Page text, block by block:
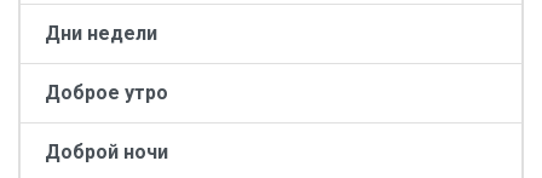
Дни недели
Доброе утро
Доброй ночи